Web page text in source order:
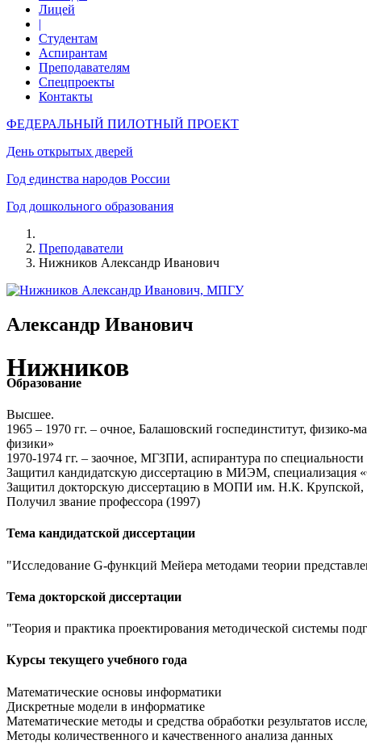
Лицей
|
Студентам
Аспирантам
Преподавателям
Спецпроекты
Контакты
ФЕДЕРАЛЬНЫЙ ПИЛОТНЫЙ ПРОЕКТ
День открытых дверей
Год единства народов России
Год дошкольного образования
Преподаватели
Нижников Александр Иванович
Александр Иванович
Нижников
Образование
Высшее.
1965 – 1970 гг. – очное, Балашовский госпединститут,
физики»
1970-1974 гг. – заочное, МГЗПИ, аспирантура по
Защитил кандидатскую диссертацию в МИЭМ, специализация
Защитил докторскую диссертацию в МОПИ им. Н.К. Крупской,
Получил звание профессора (1997)
Тема кандидатской диссертации
"Исследование G-функций Мейера методами теории
Тема докторской диссертации
"Теория и практика проектирования методической системы
Курсы текущего учебного года
Математические основы информатики
Дискретные модели в информатике
Математические методы и средства обработки результатов
Методы количественного и качественного анализа данных